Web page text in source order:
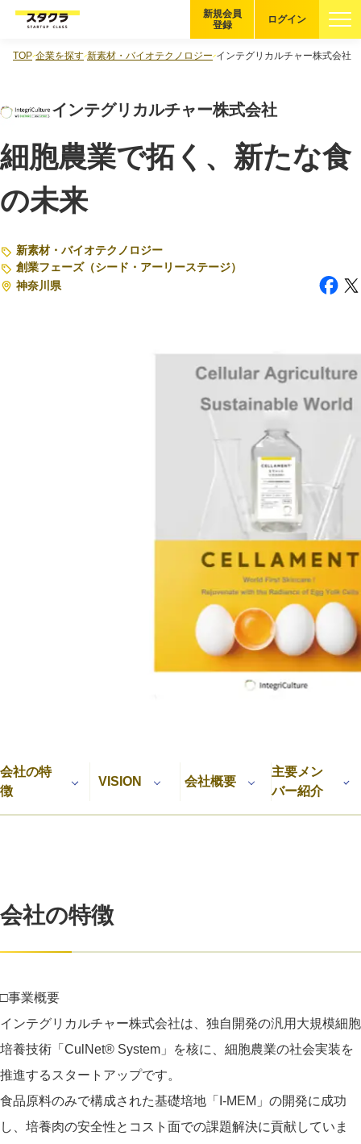
企業を探す
適性診断 無料・5分
スタクラが選ばれる理由
スタートアップ厳選の仕組み
紹介する企業について
お問い合わせ
パートナーの方へ
ログイン
新規会員
登録
TOP 企業を探す 新素材・バイオテクノロジー インテグリカルチャー株式会社
インテグリカルチャー株式会社
細胞農業で拓く、新たな食
の未来
新素材・バイオテクノロジー
創業フェーズ（シード・アーリーステージ）
神奈川県
会社の特
徴
VISION 会社概要
主要メン
バー紹介
会社の特徴
□事業概要
インテグリカルチャー株式会社は、独自開発の汎用大規模細胞
培養技術「CulNet® System」を核に、細胞農業の社会実装を
推進するスタートアップです。​
食品原料のみで構成された基礎培地「I-MEM」の開発に成功
し、培養肉の安全性とコスト面での課題解決に貢献していま